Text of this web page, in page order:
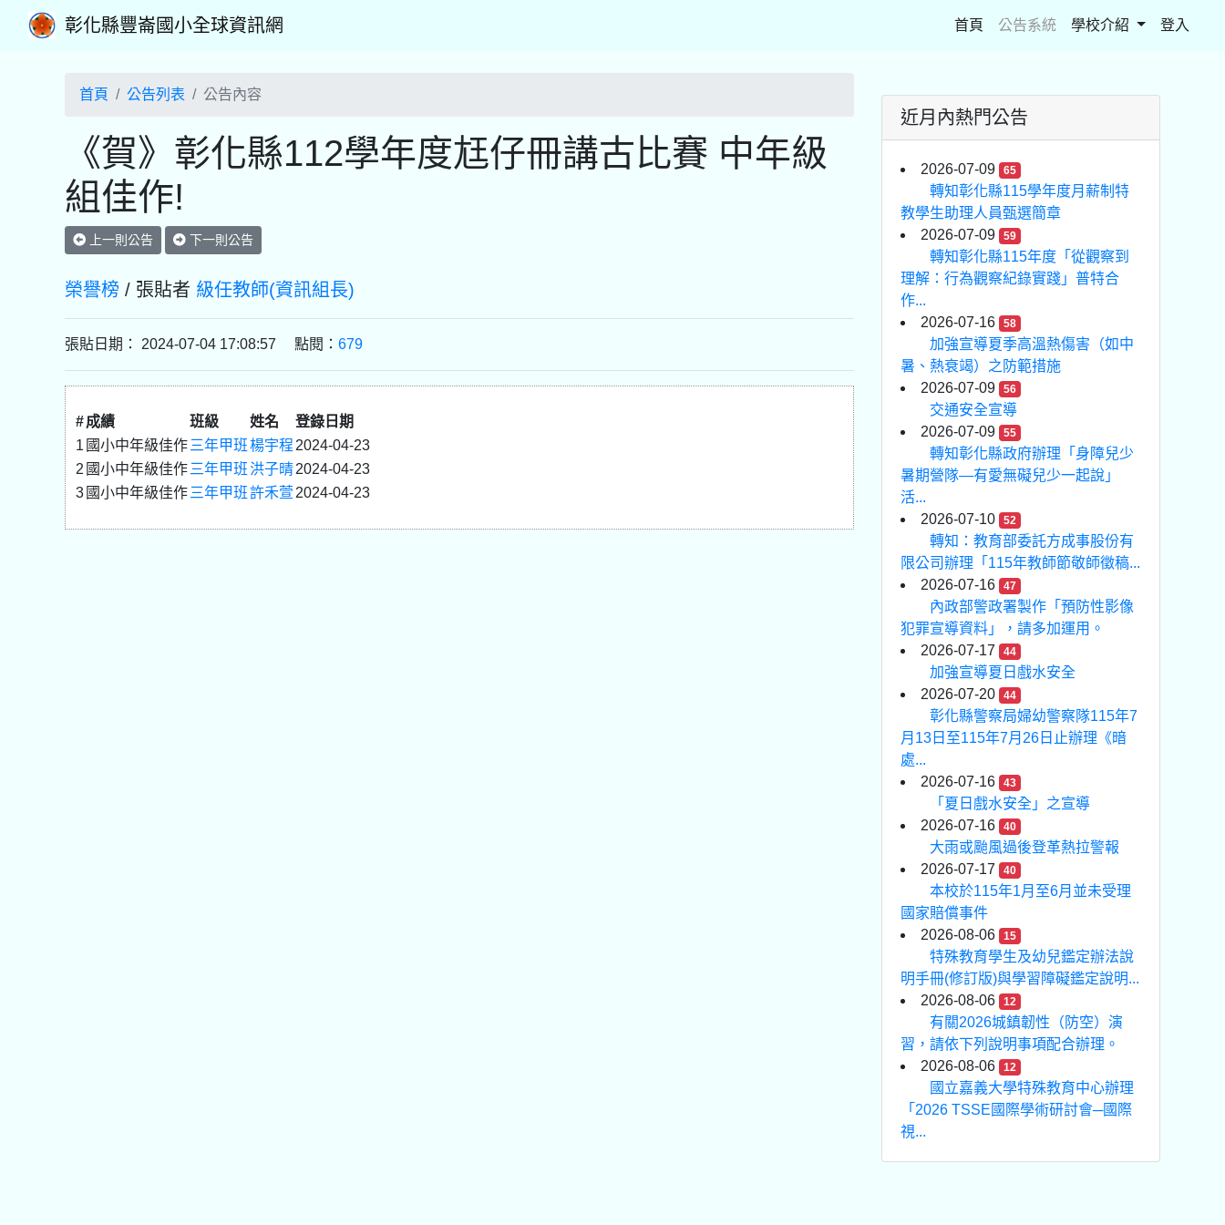
彰化縣豐崙國小全球資訊網 首頁 (current)
公告系統 學校介紹 登入
首頁 公告列表 公告內容
《賀》彰化縣112學年度尪仔冊講古比賽 中年級
組佳作!
上一則公告 下一則公告
榮譽榜 / 張貼者 級任教師(資訊組長)
張貼日期： 2024-07-04 17:08:57 點閱： 679
#成績 班級 姓名
登錄日期
1 國小中年級佳作 三年甲班楊宇程 2024-04-23
2 國小中年級佳作 三年甲班 洪子晴2024-04-23
3 國小中年級佳作 三年甲班許禾萱 2024-04-23
近月內熱門公告
2026-07-09 65
轉知彰化縣115學年度月薪制特
教學生助理人員甄選簡章
2026-07-09
59
轉知彰化縣115年度「從觀察到
理解：行為觀察紀錄實踐」普特合
作...
2026-07-16
58
加強宣導夏季高溫熱傷害（如中
暑、熱衰竭）之防範措施
2026-07-09
56
交通安全宣導
2026-07-09
55
轉知彰化縣政府辦理「身障兒少
暑期營隊—有愛無礙兒少一起說」
活...
2026-07-10
52
轉知：教育部委託方成事股份有
限公司辦理「115年教師節敬師徵稿...
2026-07-16
47
內政部警政署製作「預防性影像
犯罪宣導資料」，請多加運用。
2026-07-17
44
加強宣導夏日戲水安全
2026-07-20
44
彰化縣警察局婦幼警察隊115年7
月13日至115年7月26日止辦理《暗
處...
2026-07-16
43
「夏日戲水安全」之宣導
2026-07-16
40
大雨或颱風過後登革熱拉警報
2026-07-17
40
本校於115年1月至6月並未受理
國家賠償事件
2026-08-06
15
特殊教育學生及幼兒鑑定辦法說
明手冊(修訂版)與學習障礙鑑定說明...
2026-08-06
12
有關2026城鎮韌性（防空）演
習，請依下列說明事項配合辦理。
2026-08-06
12
國立嘉義大學特殊教育中心辦理
「2026 TSSE國際學術研討會─國際
視...